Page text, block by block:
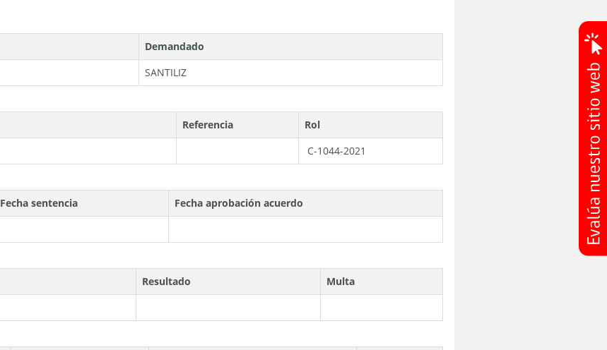
Demandado
SANTILIZ
Referencia
Rol
C-1044-2021
Fecha sentencia
Fecha aprobación acuerdo
Resultado Multa